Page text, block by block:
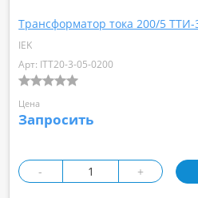
Трансформатор тока 200/5 ТТИ-
IEK
Арт: ITT20-3-05-0200
Цена
Запросить
- +